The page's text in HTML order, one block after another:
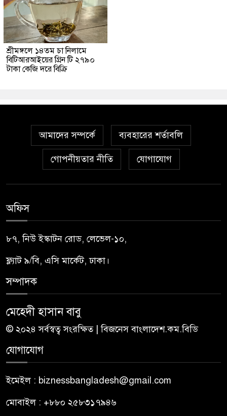
শ্রীমঙ্গলে ১৪তম চা নিলামে
বিটিআরআইয়ের গ্রিন টি ২৭৯০
টাকা কেজি দরে বিক্রি
আমাদের সম্পর্কে ব্যবহারের শর্তাবলি
গোপনীয়তার নীতি যোগাযোগ
অফিস
৮৭, নিউ ইস্কাটন রোড, লেভেল-১০,
ফ্ল্যাট ৯/বি, এসি মার্কেট, ঢাকা।
সম্পাদক
মেহেদী হাসান বাবু
© ২০২৪ সর্বস্বত্ব সংরক্ষিত | বিজনেস বাংলাদেশ.কম.বিডি
যোগাযোগ
ইমেইল : biznessbangladesh@gmail.com
মোবাইল : +৮৮০ ২৫৮৩১৭৯৪৬